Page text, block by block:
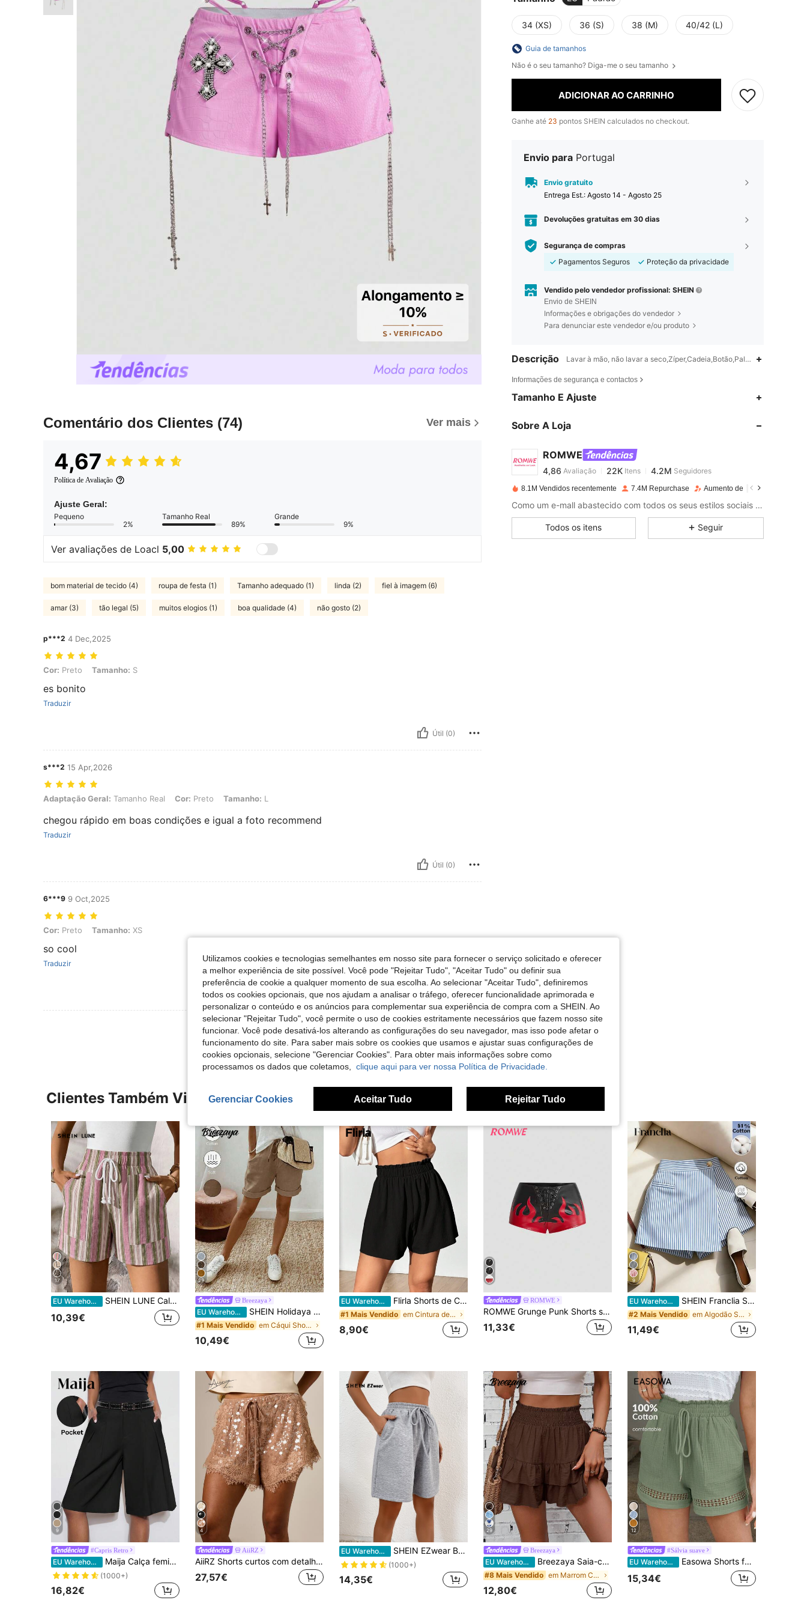
Comentário dos Clientes (74) Ver mais
4,67
Política de Avaliação
Ajuste Geral:
Pequeno
2%
Tamanho Real
89%
Grande
9%
Ver avaliações de Loacl 5,00
bom material de tecido (4) roupa de festa (1) Tamanho adequado (1) linda (2) fiel à imagem (6)
amar (3) tão legal (5) muitos elogios (1) boa qualidade (4) não gosto (2)
p***2 4 Dec,2025
Cor: Preto, Tamanho: S
Cor: Preto Tamanho: S
es bonito
Traduzir
Útil (0)
s***2 15 Apr,2026
Adaptação Geral: Tamanho Real, Cor: Preto, Tamanho: L
Adaptação Geral: Tamanho Real Cor: Preto Tamanho: L
chegou rápido em boas condições e igual a foto recommend
Traduzir
Útil (0)
6***9 9 Oct,2025
Cor: Preto, Tamanho: XS
Cor: Preto Tamanho: XS
so cool
Traduzir
Útil (4)
Ver Mais Avaliações
34 (XS) 36 (S) 38 (M) 40/42 (L)
Guia de tamanhos
Não é o seu tamanho? Diga-me o seu tamanho
ADICIONAR AO CARRINHO
Ganhe até 23 pontos SHEIN calculados no checkout.
Envio para Portugal
Envio gratuito
Entrega Est.: Agosto 14 - Agosto 25
Devoluções gratuitas em 30 dias
Segurança de compras
Pagamentos Seguros
Proteção da privacidade
Vendido pelo vendedor profissional: SHEIN
Envio de SHEIN
Informações e obrigações do vendedor
Para denunciar este vendedor e/ou produto
Descrição Lavar à mão, não lavar a seco,Zíper,Cadeia,Botão,Palco e Concerto
Informações de segurança e contactos
Tamanho E Ajuste
Sobre A Loja
ROMWE
4,86
4,86
4,86 22K 4.2M
i***4pago 1 dia atrás
4,86 22K 4.2M
4,86 22K 4.2M
8.1M Vendidos recentemente 7.4M Repurchase Aumento de seguidores 14%
Como um e-mall abastecido com todos os seus estilos sociais favoritos (finalmente). Coloque sua estética no cadeado com o vestuário e a decoração ROMWE que você viu - e amou - online, além de todas as peças pop escuras que você nunca soube que precisava.
Todos os itens Seguir
Clientes Também Visitaram
17
EU Warehouse SHEIN LUNE Calções femininos com estampa colorida às riscas, cintura elástica e bolsos, estilo casual de verão
10,39€
29
Breezaya
EU Warehouse SHEIN Holidaya Shorts femininos de linho, modelo casual de verão, com cordão na cintura e barra dobrada. Confeccionados em tecido texturizado de linho, possuem cintura elástica com cordão e detalhes de barra dobrada, oferecendo um visual descontraído e elegante. Ideais para o dia a dia, férias ou ocasiões casuais. Uma peça versátil na categoria de shorts casuais com cordão, calças elegantes na cor cáqui e calças folgadas que afinam a silhueta.
#1 Mais Vendido em Cáqui Shorts Femininos
10,49€
EU Warehouse Flirla Shorts de Cintura com Babados, Cor Sólida, Casual e Solto para o Verão
#1 Mais Vendido em Cintura de saco de papel Shorts Femininos
8,90€
ROMWE
ROMWE Grunge Punk Shorts skinny de PU com cintura ultrabaixa, estilo punk colorblock, bordado de chamas, para festivais de música de verão.
11,33€
9
EU Warehouse SHEIN Franclia Saia-calça listrada com bainha assimétrica para uso casual feminino, ideal para o verão.
#2 Mais Vendido em Algodão Shorts Femininos
11,49€
9
#Capris Retro
EU Warehouse Maija Calça feminina casual de pernas largas e soltas, cor sólida, ideal para o verão, deslocamentos urbanos, ocasiões formais, trabalho e para professoras.
(1000+)
16,82€
4
AiiRZ
AiiRZ Shorts curtos com detalhes em renda e lantejoulas, cintura ajustável com cordão e barra ondulada, perfeitos para festas e festivais no verão.
27,57€
EU Warehouse SHEIN EZwear Bermudas Sólido Nó na cintura Bolso Inclinado
(1000+)
14,35€
29
Breezaya
EU Warehouse Breezaya Saia-calça feminina de cor sólida com amarração na cintura e babados na barra, ideal para férias.
#8 Mais Vendido em Marrom Cuecas Femininas
12,80€
12
#Sálvia suave
EU Warehouse Easowa Shorts femininos curtos cáqui de algodão patchwork com cintura elástica, primavera/verão
15,34€
Utilizamos cookies e tecnologias semelhantes em nosso site para fornecer o serviço solicitado e oferecer
a melhor experiência de site possível. Você pode "Rejeitar Tudo", "Aceitar Tudo" ou definir sua
preferência de cookie a qualquer momento de sua escolha. Ao selecionar "Aceitar Tudo", definiremos
todos os cookies opcionais, que nos ajudam a analisar o tráfego, oferecer funcionalidade aprimorada e
personalizar o conteúdo e os anúncios para complementar sua experiência de compra com a SHEIN. Ao
selecionar "Rejeitar Tudo", você permite o uso de cookies estritamente necessários que fazem nosso site
funcionar. Você pode desativá-los alterando as configurações do seu navegador, mas isso pode afetar o
funcionamento do site. Para saber mais sobre os cookies que usamos e ajustar suas configurações de
cookies opcionais, selecione "Gerenciar Cookies". Para obter mais informações sobre como
processamos os dados que coletamos, clique aqui para ver nossa Política de Privacidade.
Gerenciar Cookies Aceitar Tudo Rejeitar Tudo